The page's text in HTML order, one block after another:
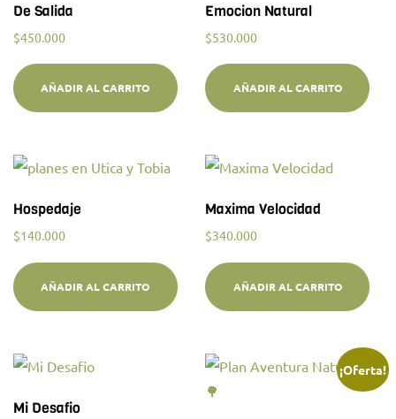
De Salida
$450.000
AÑADIR AL CARRITO
Emocion Natural
$530.000
AÑADIR AL CARRITO
Hospedaje
$140.000
AÑADIR AL CARRITO
Maxima Velocidad
$340.000
AÑADIR AL CARRITO
Mi Desafio
¡Oferta!